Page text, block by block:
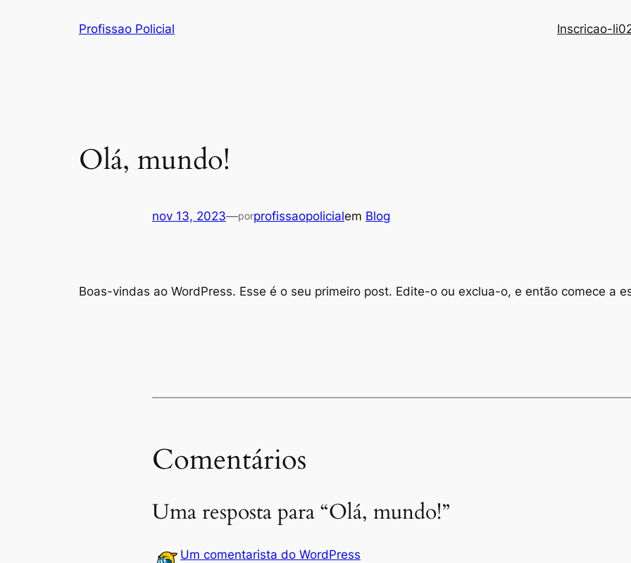
Profissao Policial Inscricao-
Olá, mundo!
nov 13, 2023—porprofissaopolicialem Blog
Boas-vindas ao WordPress. Esse é o seu primeiro post. Edite-o ou exclua-o, e então comece a
Comentários
Uma resposta para “Olá, mundo!”
Um comentarista do WordPress